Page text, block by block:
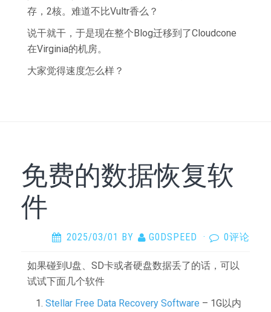
存，2核。难道不比Vultr香么？
说干就干，于是现在整个Blog迁移到了Cloudcone
在Virginia的机房。
大家觉得速度怎么样？
免费的数据恢复软
件
2025/03/01 BY G0DSPEED · 0评论
如果碰到U盘、SD卡或者硬盘数据丢了的话，可以
试试下面几个软件
Stellar Free Data Recovery Software – 1G以内